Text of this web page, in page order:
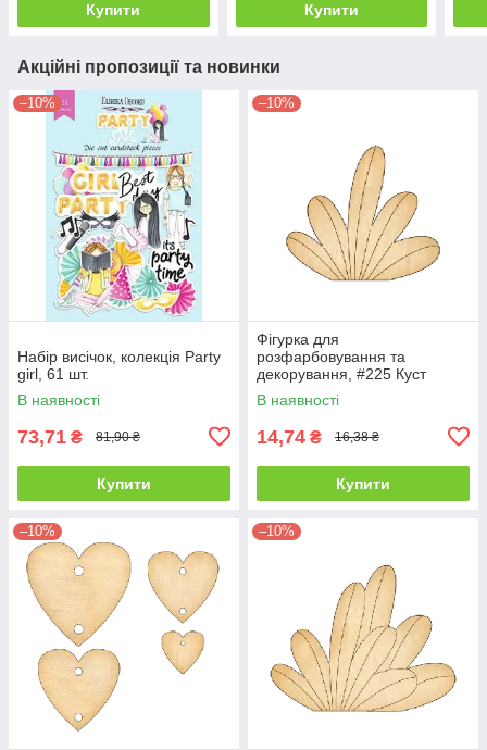
Купити Купити
Акційні пропозиції та новинки
–10%
Набір висічок, колекція Party
girl, 61 шт.
В наявності
73,71 ₴ 81,90 ₴
Купити
–10%
Фігурка для
розфарбовування та
декорування, #225 Куст
В наявності
14,74 ₴ 16,38 ₴
Купити
–10% –10%